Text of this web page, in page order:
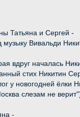
Татьяна и Сергей -
Вивальди
вдруг началась
стих Никитин
у новогодней ёлки
слезам не
-